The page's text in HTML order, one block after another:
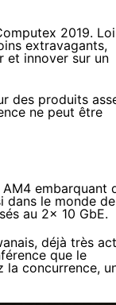
2019.
extravagants,
et innover sur un
des produits
ne peut être
AM4 embarquant
dans le monde
au 2x 10 GbE.
déjà très
que le
la concurrence,